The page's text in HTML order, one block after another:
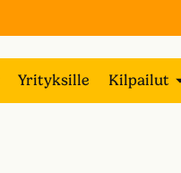
Yrityksille Kilpailut